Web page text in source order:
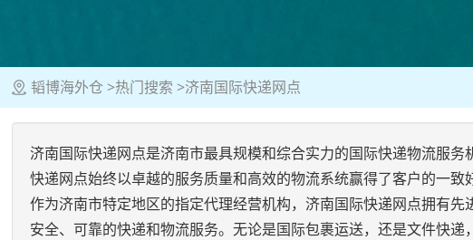
韬博海外仓 热门搜索 济南国际快递网点
济南国际快递网点是济南市最具规模和综合实力的国际快递物流服
快递网点始终以卓越的服务质量和高效的物流系统赢得了客户的一致
作为济南市特定地区的指定代理经营机构，济南国际快递网点拥有
安全、可靠的快递和物流服务。无论是国际包裹运送，还是文件快